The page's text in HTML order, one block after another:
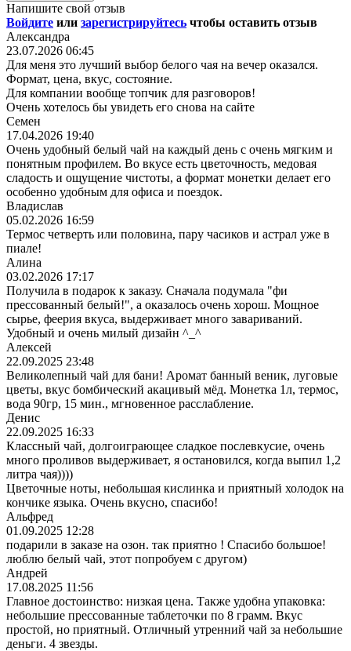
Напишите свой отзыв
Войдите или зарегистрируйтесь чтобы оставить отзыв
Александра
23.07.2026 06:45
Для меня это лучший выбор белого чая на вечер оказался.
Формат, цена, вкус, состояние.
Для компании вообще топчик для разговоров!
Очень хотелось бы увидеть его снова на сайте
Семен
17.04.2026 19:40
Очень удобный белый чай на каждый день с очень мягким и
понятным профилем. Во вкусе есть цветочность, медовая
сладость и ощущение чистоты, а формат монетки делает его
особенно удобным для офиса и поездок.
Владислав
05.02.2026 16:59
Термос четверть или половина, пару часиков и астрал уже в
пиале!
Алина
03.02.2026 17:17
Получила в подарок к заказу. Сначала подумала "фи
прессованный белый!", а оказалось очень хорош. Мощное
сырье, феерия вкуса, выдерживает много завариваний.
Удобный и очень милый дизайн ^_^
Алексей
22.09.2025 23:48
Великолепный чай для бани! Аромат банный веник, луговые
цветы, вкус бомбический акацивый мёд. Монетка 1л, термос,
вода 90гр, 15 мин., мгновенное расслабление.
Денис
22.09.2025 16:33
Классный чай, долгоиграющее сладкое послевкусие, очень
много проливов выдерживает, я остановился, когда выпил 1,2
литра чая))))
Цветочные ноты, небольшая кислинка и приятный холодок на
кончике языка. Очень вкусно, спасибо!
Альфред
01.09.2025 12:28
подарили в заказе на озон. так приятно ! Спасибо большое!
люблю белый чай, этот попробуем с другом)
Андрей
17.08.2025 11:56
Главное достоинство: низкая цена. Также удобна упаковка:
небольшие прессованные таблеточки по 8 грамм. Вкус
простой, но приятный. Отличный утренний чай за небольшие
деньги. 4 звезды.